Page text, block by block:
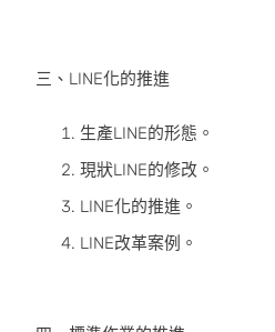
三、LINE化的推進
生產LINE的形態。
現狀LINE的修改。
LINE化的推進。
LINE改革案例。